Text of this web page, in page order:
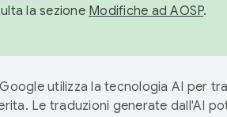
la sezione Modifiche ad AOSP.
Google utilizza la tecnologia AI per
Le traduzioni generate dall'AI